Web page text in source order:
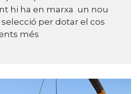
hi ha en marxa un nou
per dotar el cos
més